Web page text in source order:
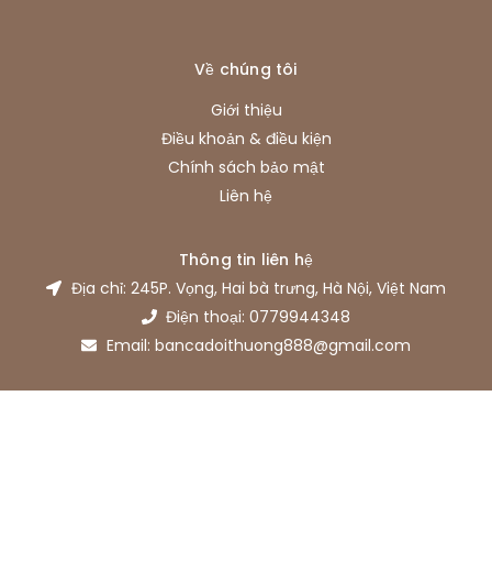
Về chúng tôi
Giới thiệu
Điều khoản & điều kiện
Chính sách bảo mật
Liên hệ
Thông tin liên hệ
Địa chỉ: 245P. Vọng, Hai bà trưng, Hà Nội, Việt Nam
Điện thoại: 0779944348
Email: bancadoithuong888@gmail.com